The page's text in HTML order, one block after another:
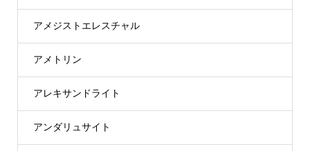
アメジストエレスチャル
アメトリン
アレキサンドライト
アンダリュサイト